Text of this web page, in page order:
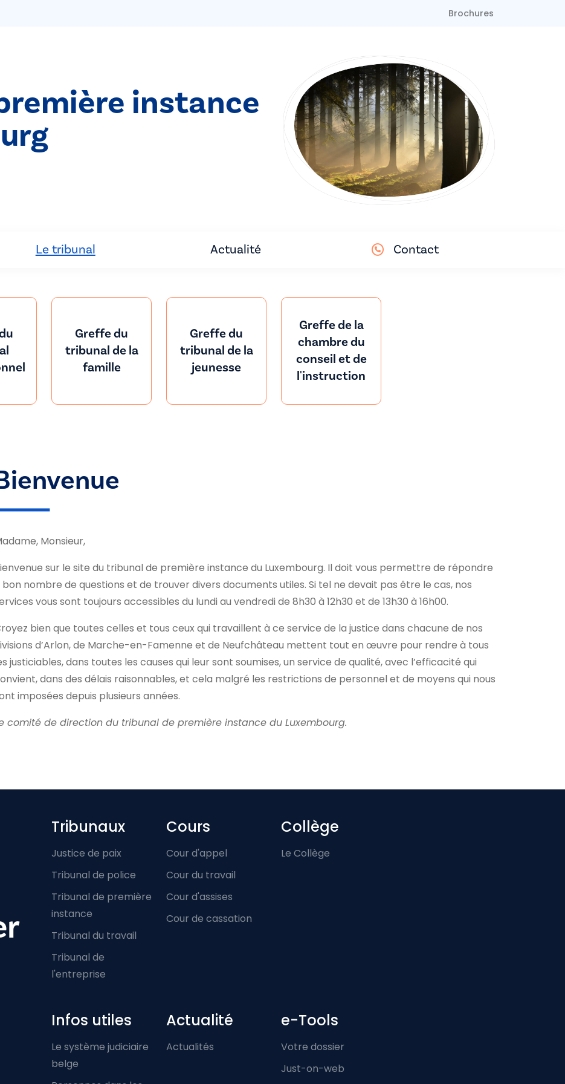
Brochures
instance
Le tribunal Actualité Contact
Greffe du
tribunal de la
famille
Greffe du
tribunal de la
jeunesse
Greffe de la
chambre du
conseil et de
l'instruction
Monsieur,
sur le site du tribunal de première instance du Luxembourg. Il doit vous permettre de répondre
bon nombre de questions et de trouver divers documents utiles. Si tel ne devait pas être le cas, nos
vous sont toujours accessibles du lundi au vendredi de 8h30 à 12h30 et de 13h30 à 16h00.
bien que toutes celles et tous ceux qui travaillent à ce service de la justice dans chacune de nos
d’Arlon, de Marche-en-Famenne et de Neufchâteau mettent tout en œuvre pour rendre à tous
justiciables, dans toutes les causes qui leur sont soumises, un service de qualité, avec l’efficacité qui
dans des délais raisonnables, et cela malgré les restrictions de personnel et de moyens qui nous
imposées depuis plusieurs années.
comité de direction du tribunal de première instance du Luxembourg.
Footer-menu
Tribunaux
Justice de paix
Tribunal de police
Tribunal de première
instance
Tribunal du travail
Tribunal de
l'entreprise
Cours
Cour d'appel
Cour du travail
Cour d'assises
Cour de cassation
Collège
Le Collège
Infos utiles
Le système judiciaire
belge
Actualité
Actualités
e-Tools
Votre dossier
Just-on-web